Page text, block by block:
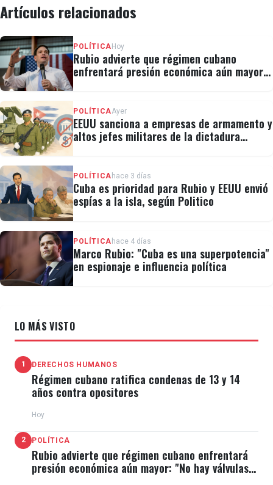
Artículos relacionados
POLÍTICA Hoy
Rubio advierte que régimen cubano
enfrentará presión económica aún mayor:
POLÍTICAAyer
EEUU sanciona a empresas de armamento y
altos jefes militares de la dictadura
POLÍTICA hace 3 días
Cuba es prioridad para Rubio y EEUU envió
espías a la isla, según Politico
POLÍTICA hace 4 días
Marco Rubio: "Cuba es una superpotencia"
en espionaje e influencia política
LO MÁS VISTO
1 DERECHOS HUMANOS
Régimen cubano ratifica condenas de 13 y 14
años contra opositores
Hoy
2 POLÍTICA
Rubio advierte que régimen cubano enfrentará
presión económica aún mayor: "No hay válvulas